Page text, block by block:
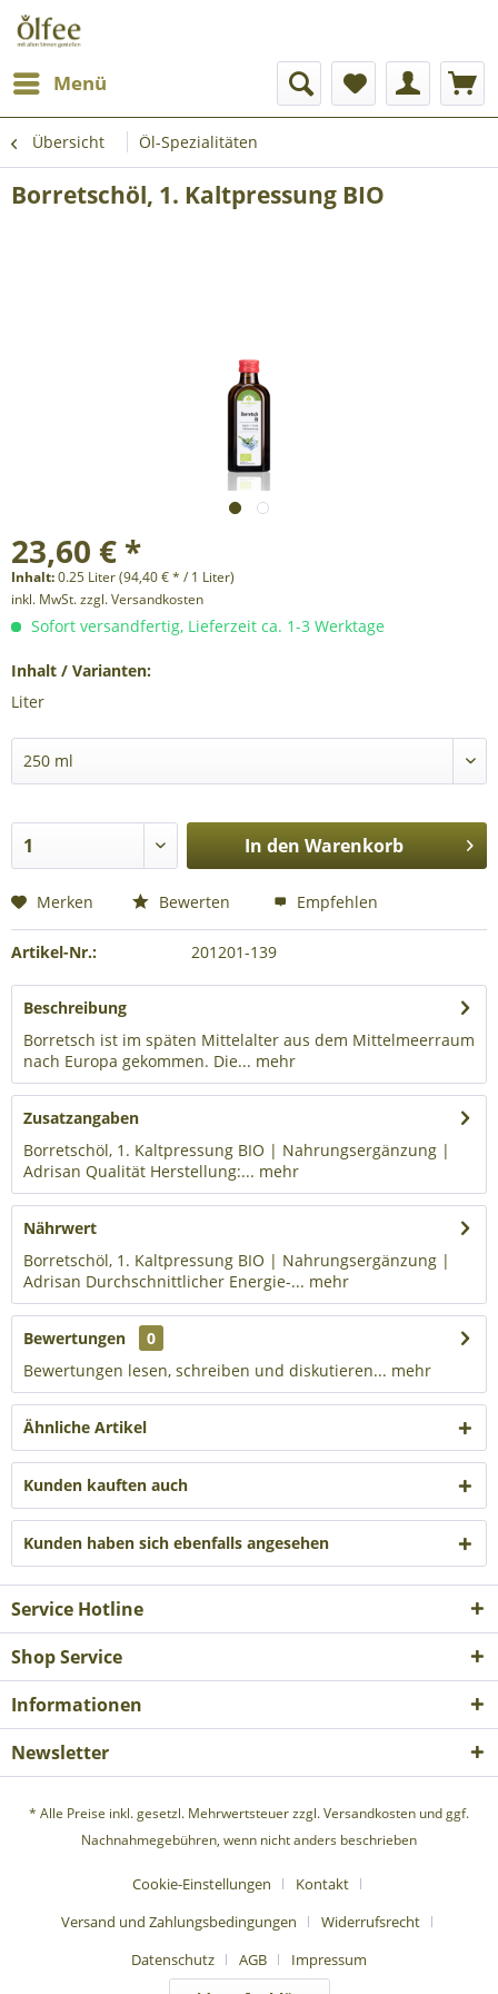
Menü
Übersicht Öl-Spezialitäten
Borretschöl, 1. Kaltpressung BIO
23,60 € *
Inhalt:0.25 Liter (94,40 € * / 1 Liter)
inkl. MwSt.zzgl. Versandkosten
Sofort versandfertig, Lieferzeit ca. 1-3 Werktage
Inhalt / Varianten:
Liter
In den Warenkorb
Merken Bewerten Empfehlen
Artikel-Nr.: 201201-139
Beschreibung
Borretsch ist im späten Mittelalter aus dem Mittelmeerraum
nach Europa gekommen. Die... mehr
Zusatzangaben
Borretschöl, 1. Kaltpressung BIO | Nahrungsergänzung |
Adrisan Qualität Herstellung:... mehr
Nährwert
Borretschöl, 1. Kaltpressung BIO | Nahrungsergänzung |
Adrisan Durchschnittlicher Energie-... mehr
Bewertungen
0
Bewertungen lesen, schreiben und diskutieren... mehr
Ähnliche Artikel
Kunden kauften auch
Kunden haben sich ebenfalls angesehen
Service Hotline
Shop Service
Informationen
Newsletter
* Alle Preise inkl. gesetzl. Mehrwertsteuer zzgl.Versandkosten und ggf.
Nachnahmegebühren, wenn nicht anders beschrieben
Cookie-Einstellungen
Kontakt
Versand und Zahlungsbedingungen
Widerrufsrecht
Datenschutz
AGB Impressum